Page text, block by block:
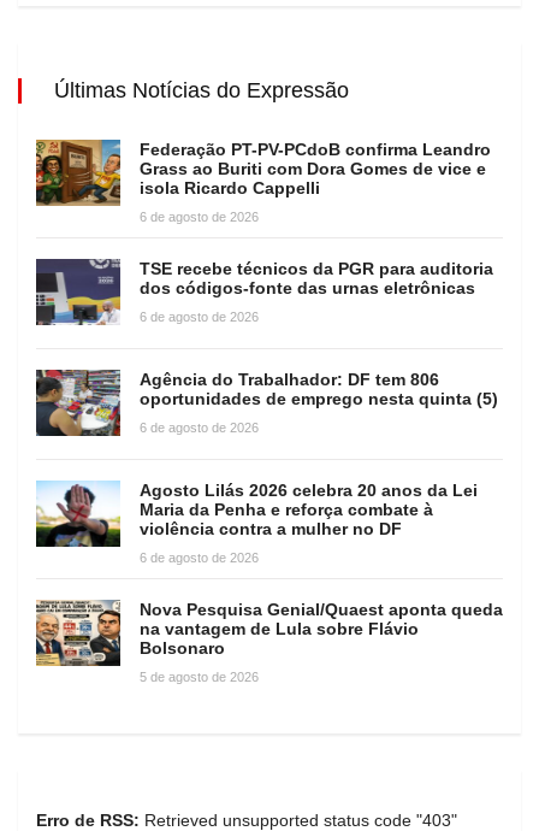
Últimas Notícias do Expressão
Federação PT-PV-PCdoB confirma Leandro
Grass ao Buriti com Dora Gomes de vice e
isola Ricardo Cappelli
6 de agosto de 2026
TSE recebe técnicos da PGR para auditoria
dos códigos-fonte das urnas eletrônicas
6 de agosto de 2026
Agência do Trabalhador: DF tem 806
oportunidades de emprego nesta quinta (5)
6 de agosto de 2026
Agosto Lilás 2026 celebra 20 anos da Lei
Maria da Penha e reforça combate à
violência contra a mulher no DF
6 de agosto de 2026
Nova Pesquisa Genial/Quaest aponta queda
na vantagem de Lula sobre Flávio
Bolsonaro
5 de agosto de 2026
Erro de RSS: Retrieved unsupported status code "403"